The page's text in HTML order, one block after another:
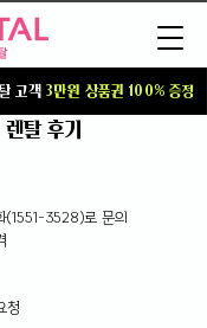
고객3만원 상품권 100% 증정
탈 후기
(1551-3528)로 문의
청